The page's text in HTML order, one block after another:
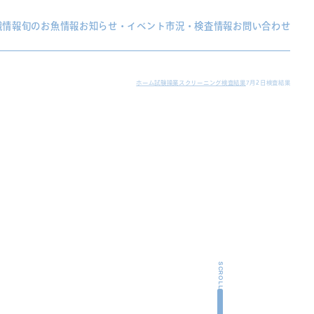
情報旬のお魚情報お知らせ・イベント市況・検査情報お問い合わせ
ホーム試験操業スクリーニング検査結果7月2日検査結果
SCROLL